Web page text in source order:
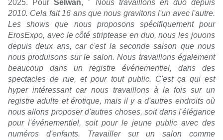
2025. PourSelwan, " Nous travaillons en duo depuis
2010. Cela fait 16 ans que nous gravitons l'un avec l'autre.
Les shows que nous proposons spécifiquement pour
ErosExpo, avec le côté striptease en duo, nous les jouons
depuis deux ans, car c'est la seconde saison que nous
nous produisons sur le salon. Nous travaillons également
beaucoup dans un registre événementiel, dans des
spectacles de rue, et pour tout public. C'est ça qui est
hyper intéressant car nous travaillons à la fois sur un
registre adulte et érotique, mais il y a d'autres endroits où
nous allons proposer d'autres choses, soit dans l'élégance
pour l'événementiel, soit pour le jeune public avec des
numéros d'enfants. Travailler sur un salon comme